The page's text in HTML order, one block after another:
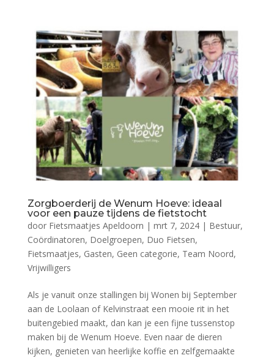
Zorgboerderij de Wenum Hoeve: ideaal
voor een pauze tijdens de fietstocht
door Fietsmaatjes Apeldoorn | mrt 7, 2024| Bestuur,
Coördinatoren, Doelgroepen, Duo Fietsen,
Fietsmaatjes, Gasten, Geen categorie, Team Noord,
Vrijwilligers
Als je vanuit onze stallingen bij Wonen bij September
aan de Loolaan of Kelvinstraat een mooie rit in het
buitengebied maakt, dan kan je een fijne tussenstop
maken bij de Wenum Hoeve. Even naar de dieren
kijken, genieten van heerlijke koffie en zelfgemaakte